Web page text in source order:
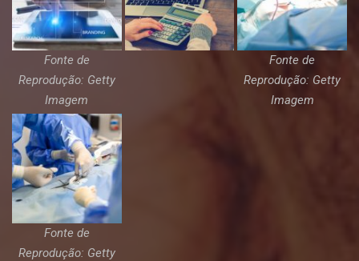
Fonte de
Reprodução: Getty
Imagem
Fonte de
Reprodução: Getty
Imagem
Fonte de
Reprodução: Getty